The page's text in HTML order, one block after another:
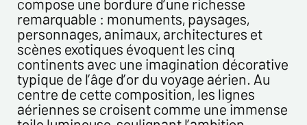
informations saisies dans ce formulaire soient
utilisées pour me contacter dans le cadre de cet
échange commercial.
En cochant cette case, j'accepte de recevoir des
Lettres d'information de votre part concernant
votre activités.
* champs obligatoires
remarquable : monuments, paysages,
personnages, animaux, architectures et
scènes exotiques évoquent les cinq
continents avec une imagination décorative
typique de l’âge d’or du voyage aérien. Au
centre de cette composition, les lignes
aériennes se croisent comme une immense